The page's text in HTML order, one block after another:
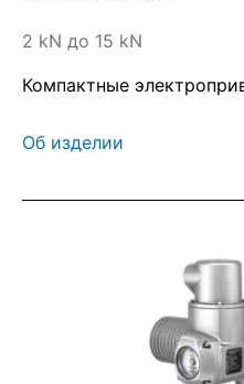
2 kN до 15 kN
Компактные
Об изделии